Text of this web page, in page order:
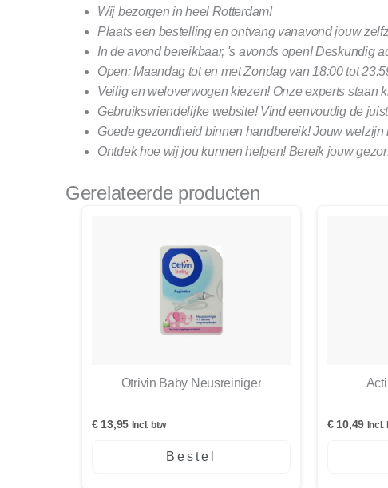
Wij bezorgen in heel Rotterdam!
Plaats een bestelling en ontvang vanavond jouw
In de avond bereikbaar, 's avonds open! Deskundig
Open: Maandag tot en met Zondag van 18:00 tot
Veilig en weloverwogen kiezen! Onze experts staan
Gebruiksvriendelijke website! Vind eenvoudig de
Goede gezondheid binnen handbereik! Jouw welzijn
Ontdek hoe wij jou kunnen helpen! Bereik jouw
Gerelateerde producten
Otrivin Baby Neusreiniger
€13,95 Incl. btw
Bestel
€10,49 Incl.